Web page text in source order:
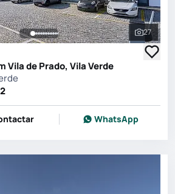
Ver
27
Vila de Prado, Vila Verde
2
WhatsApp